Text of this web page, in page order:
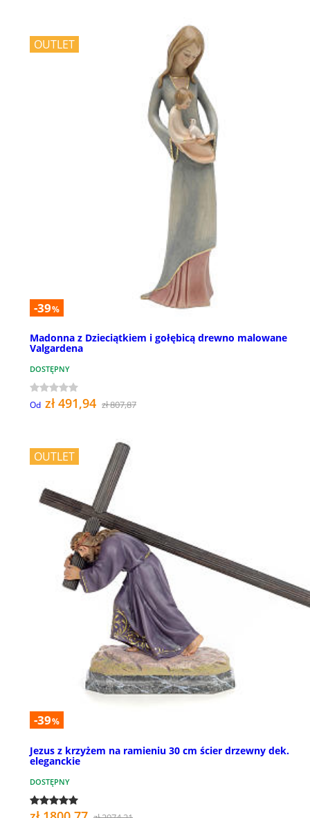
OUTLET
-39%
Madonna z Dzieciątkiem i gołębicą drewno malowane
Valgardena
DOSTĘPNY
Od zł 491,94 zł 807,87
OUTLET
-39%
Jezus z krzyżem na ramieniu 30 cm ścier drzewny dek.
eleganckie
DOSTĘPNY